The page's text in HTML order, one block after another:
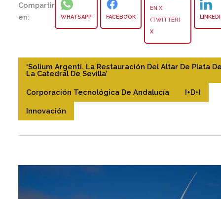
Compartir
en:
WHATSAPP FACEBOOK
X
‘Solium Argenti. La Restauración Del Altar De Plata
La Catedral De Sevilla’
Corporación Tecnológica De Andalucía I+D+I
Innovación